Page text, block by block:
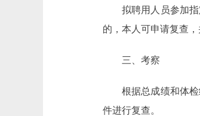
拟聘用人员参加
的，本人可申请复查
三、考察
根据总成绩和体
件进行复查。